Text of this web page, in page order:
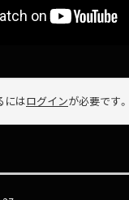
にはログインが必要です。